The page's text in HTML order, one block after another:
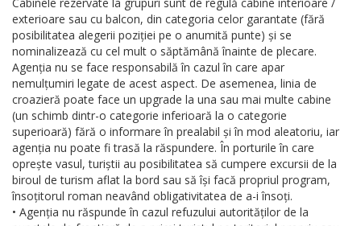
exterioare sau cu balcon, din categoria celor garantate (fără
posibilitatea alegerii poziției pe o anumită punte) și se
nominalizează cu cel mult o săptămână înainte de plecare.
Agenția nu se face responsabilă în cazul în care apar
nemulțumiri legate de acest aspect. De asemenea, linia de
croazieră poate face un upgrade la una sau mai multe cabine
(un schimb dintr-o categorie inferioară la o categorie
superioară) fără o informare în prealabil și în mod aleatoriu, iar
agenția nu poate fi trasă la răspundere. În porturile în care
oprește vasul, turiștii au posibilitatea să cumpere excursii de la
biroul de turism aflat la bord sau să își facă propriul program,
însoțitorul roman neavând obligativitatea de a-i însoți.
• Agenția nu răspunde în cazul refuzului autorităților de la